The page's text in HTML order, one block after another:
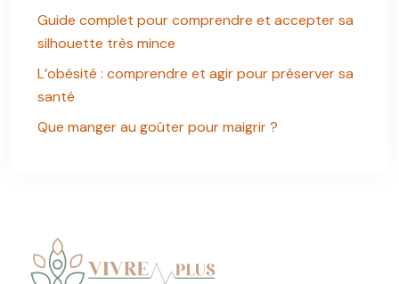
Guide complet pour comprendre et accepter sa
silhouette très mince
L’obésité : comprendre et agir pour préserver sa
santé
Que manger au goûter pour maigrir ?